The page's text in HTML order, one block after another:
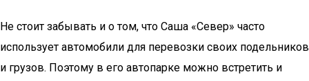
Не стоит забывать и о том, что Саша «Север» часто
использует автомобили для перевозки своих подельников
и грузов. Поэтому в его автопарке можно встретить и